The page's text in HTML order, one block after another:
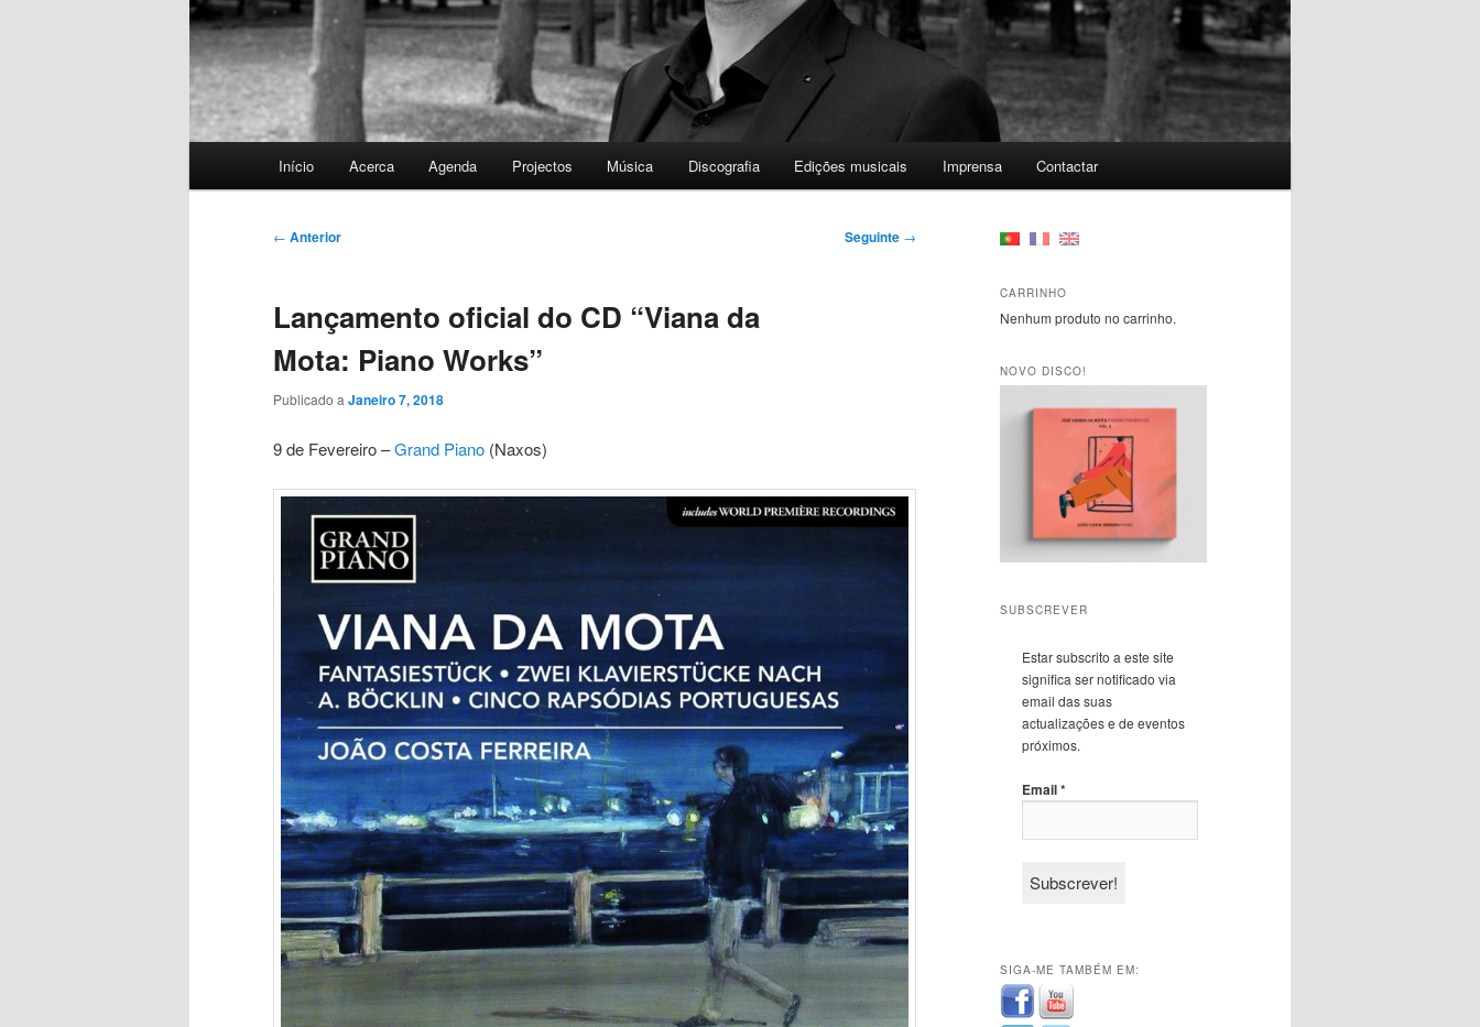
Início Acerca Agenda Projectos Música Discografia Edições musicais Imprensa Contactar
Navegação
← Anterior Seguinte →
Lançamento oficial do CD “Viana da
Mota: Piano Works”
Publicado a Janeiro 7, 2018
9 de Fevereiro –Grand Piano (Naxos)
CARRINHO
Nenhum produto no carrinho.
NOVO DISCO!
SUBSCREVER
Estar subscrito a este site
significa ser notificado via
email das suas
actualizações e de eventos
próximos.
Email*
SIGA-ME TAMBÉM EM: